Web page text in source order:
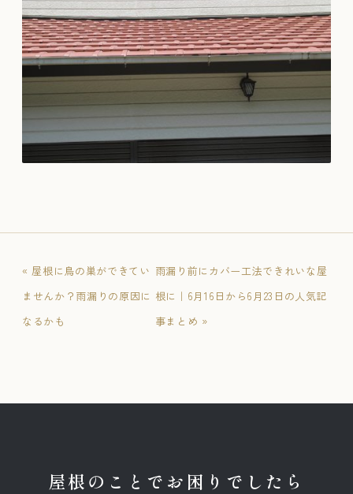
« 屋根に鳥の巣ができてい
ませんか？雨漏りの原因に
なるかも
雨漏り前にカバー工法できれいな屋
根に｜6月16日から6月23日の人気記
事まとめ »
屋根のことでお困りでしたら